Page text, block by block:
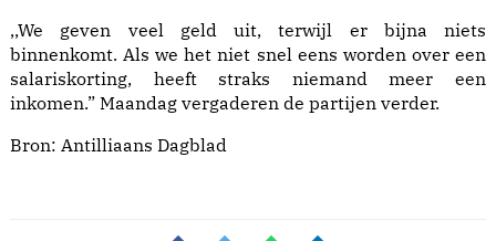
,,We geven veel geld uit, terwijl er bijna niets
binnenkomt. Als we het niet snel eens worden over een
salariskorting, heeft straks niemand meer een
inkomen.” Maandag vergaderen de partijen verder.
Bron: Antilliaans Dagblad